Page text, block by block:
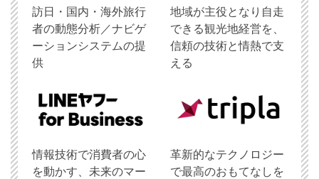
訪日・国内・海外旅行
者の動態分析／ナビゲ
ーションシステムの提
供
地域が主役となり自走
できる観光地経営を、
信頼の技術と情熱で支
える
情報技術で消費者の心
を動かす、未来のマー
革新的なテクノロジー
で最高のおもてなしを